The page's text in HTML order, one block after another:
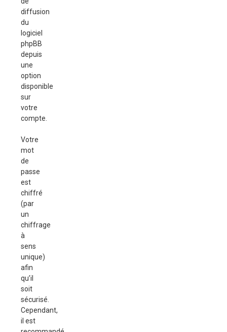
diffusion
du
logiciel
phpBB
depuis
une
option
disponible
sur
votre
compte.
Votre
mot
de
passe
est
chiffré
(par
un
chiffrage
à
sens
unique)
afin
qu’il
soit
sécurisé.
Cependant,
il est